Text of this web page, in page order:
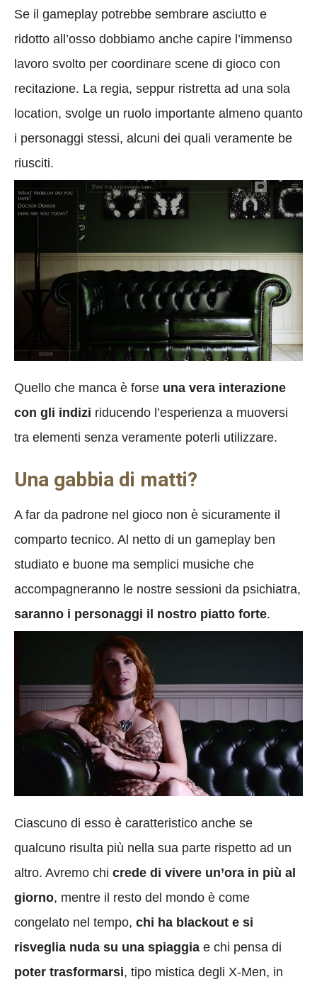
Se il gameplay potrebbe sembrare asciutto e
ridotto all’osso dobbiamo anche capire l’immenso
lavoro svolto per coordinare scene di gioco con
recitazione. La regia, seppur ristretta ad una sola
location, svolge un ruolo importante almeno quanto
i personaggi stessi, alcuni dei quali veramente be
riusciti.
Quello che manca è forse una vera interazione
con gli indizi riducendo l’esperienza a muoversi
tra elementi senza veramente poterli utilizzare.
Una gabbia di matti?
A far da padrone nel gioco non è sicuramente il
comparto tecnico. Al netto di un gameplay ben
studiato e buone ma semplici musiche che
accompagneranno le nostre sessioni da psichiatra,
saranno i personaggi il nostro piatto forte.
Ciascuno di esso è caratteristico anche se
qualcuno risulta più nella sua parte rispetto ad un
altro. Avremo chi crede di vivere un’ora in più al
giorno, mentre il resto del mondo è come
congelato nel tempo, chi ha blackout e si
risveglia nuda su una spiaggia e chi pensa di
poter trasformarsi, tipo mistica degli X-Men, in